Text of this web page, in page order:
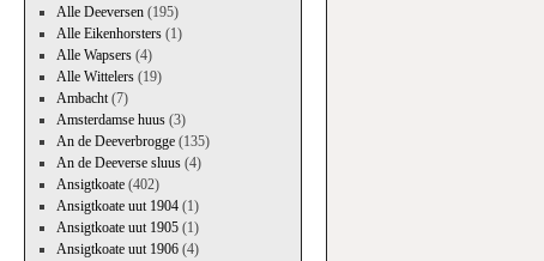
Alle Deeversen(195)
Alle Eikenhorsters(1)
Alle Wapsers(4)
Alle Wittelers(19)
Ambacht(7)
Amsterdamse huus(3)
An de Deeverbrogge(135)
An de Deeverse sluus(4)
Ansigtkoate(402)
Ansigtkoate uut 1904(1)
Ansigtkoate uut 1905(1)
Ansigtkoate uut 1906(4)